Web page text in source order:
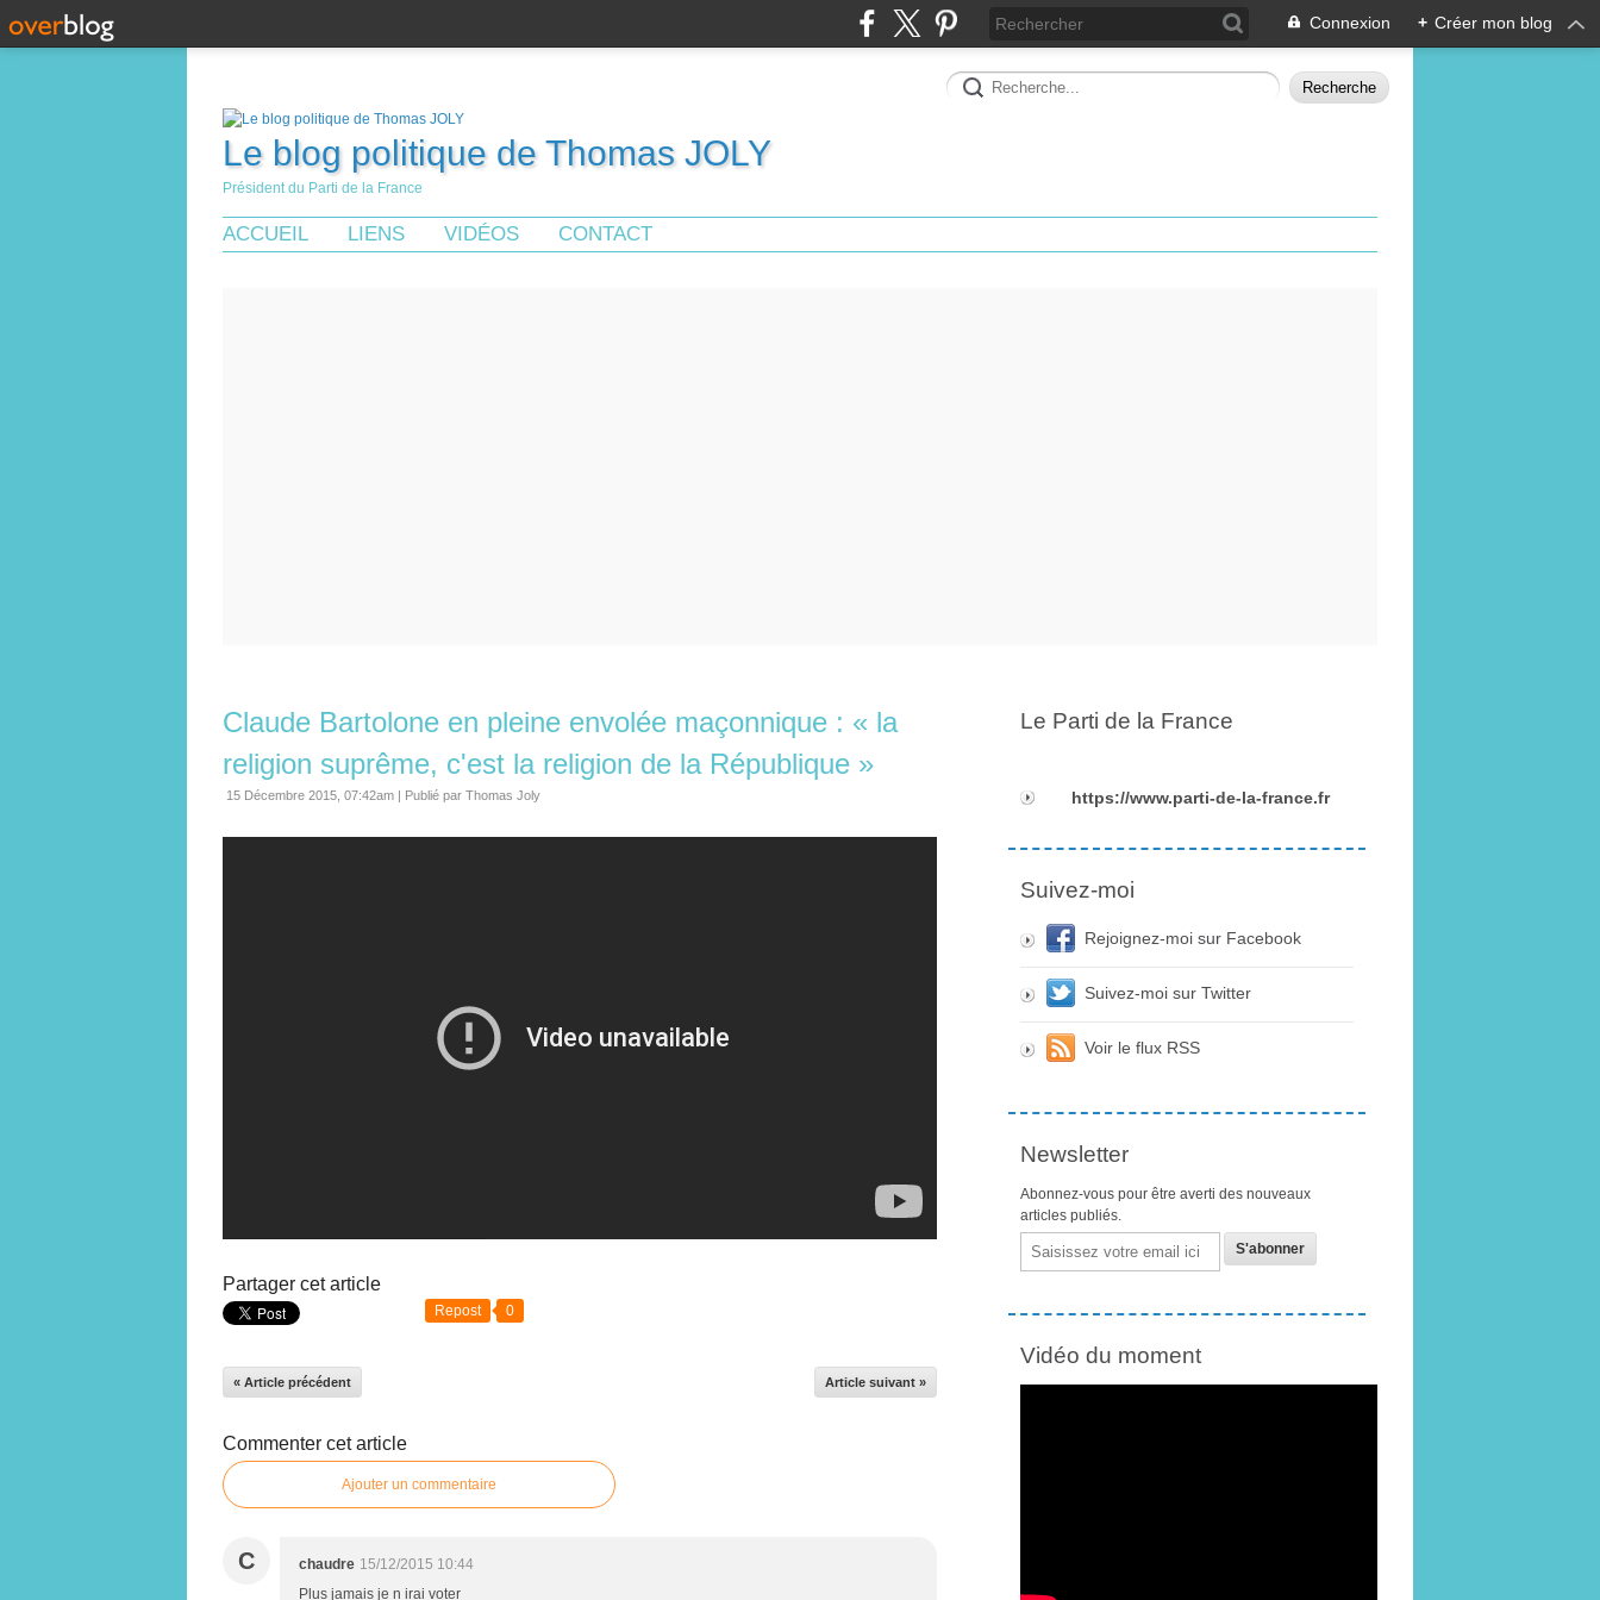
Connexion + Créer mon blog
Le blog politique de Thomas JOLY
Président du Parti de la France
ACCUEIL LIENS VIDÉOS CONTACT
Claude Bartolone en pleine envolée maçonnique : « la
religion suprême, c'est la religion de la République »
15 Décembre 2015, 07:42am | Publié par Thomas Joly
Partager cet article
Repost 0
« Article précédent Article suivant »
Commenter cet article
Ajouter un commentaire
C chaudre 15/12/2015 10:44
Plus jamais je n irai voter
Le Parti de la France
https://www.parti-de-la-france.fr
Suivez-moi
Rejoignez-moi sur Facebook
Suivez-moi sur Twitter
Voir le flux RSS
Newsletter
Abonnez-vous pour être averti des nouveaux
articles publiés.
Email
Vidéo du moment